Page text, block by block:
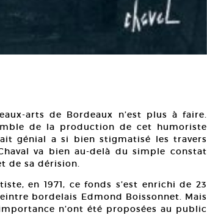
arts de Bordeaux n’est plus à faire.
de la production de cet humoriste
génial a si bien stigmatisé les travers
va bien au-delà du simple constat
de sa dérision.
en 1971, ce fonds s’est enrichi de 23
bordelais Edmond Boissonnet. Mais
n’ont été proposées au public